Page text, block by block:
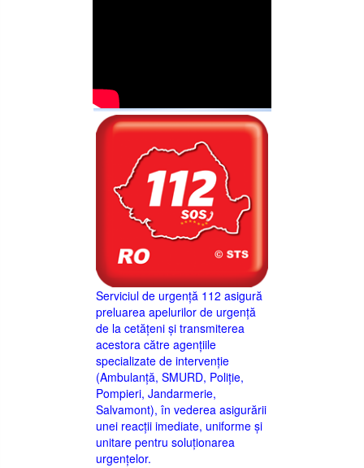
Serviciul de urgență 112 asigură
preluarea apelurilor de urgență
de la cetățeni și transmiterea
acestora către agențiile
specializate de intervenție
(Ambulanță, SMURD, Poliție,
Pompieri, Jandarmerie,
Salvamont), în vederea asigurării
unei reacții imediate, uniforme și
unitare pentru soluționarea
urgențelor.